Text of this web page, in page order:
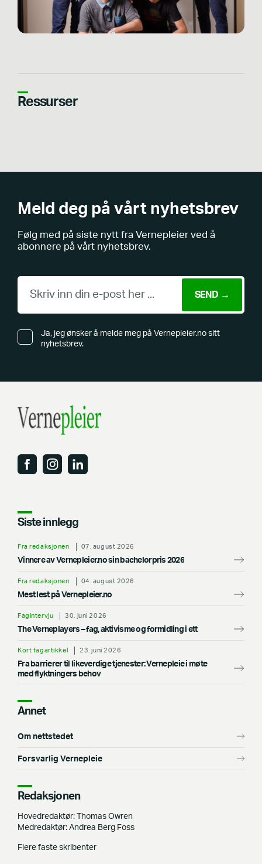
Ressurser
Meld deg på vårt nyhetsbrev
Følg med på siste nytt fra Vernepleier ved å
abonnere på vårt nyhetsbrev.
Ja, jeg ønsker å melde meg på Vernepleier.no sitt
nyhetsbrev.
Siste innlegg
Fra redaksjonen 07. august 2026
Vinnere av Vernepleier.no sin bachelorpris 2026
Fra redaksjonen 04. august 2026
Mest lest på Vernepleier.no
Fagintervju 30. juni 2026
The Verneplayers – fag, aktivisme og formidling i ett
Kort fagartikkel 23. juni 2026
Fra barrierer til likeverdige tjenester: Vernepleie i møte
med flyktningers behov
Annet
Om nettstedet
Forsvarlig Vernepleie
Redaksjonen
Hovedredaktør: Thomas Owren
Medredaktør: Andrea Berg Foss
Flere faste skribenter